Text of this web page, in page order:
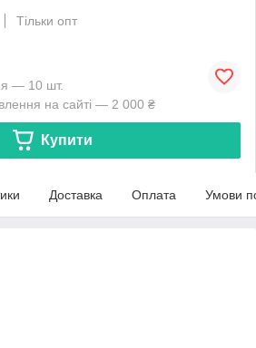
Тільки опт
— 10 шт.
на сайті — 2 000 ₴
Купити
Доставка Оплата Умови